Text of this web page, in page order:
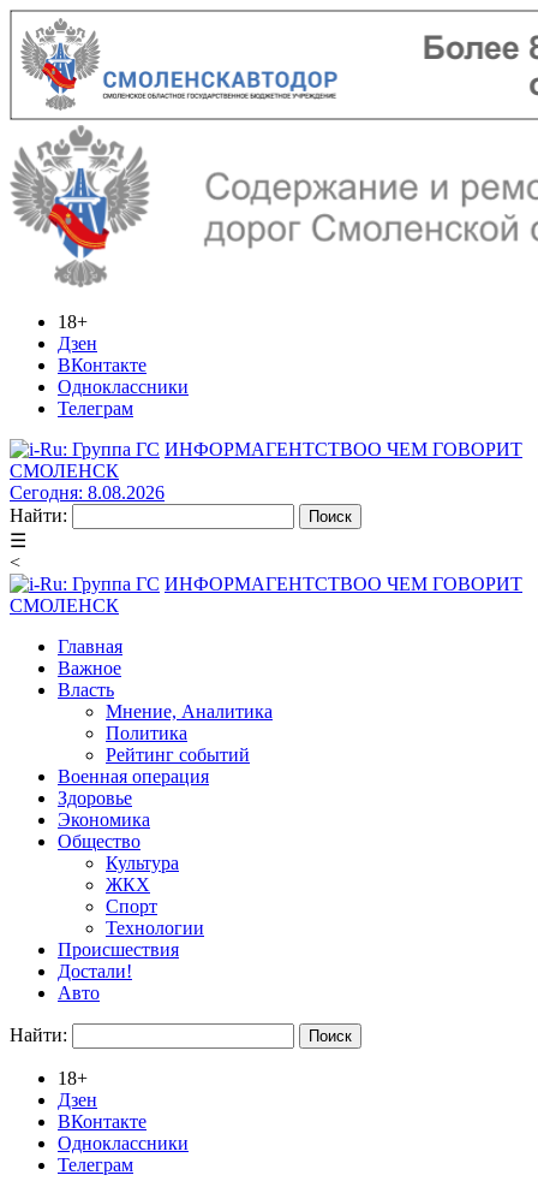
18+
Дзен
ВКонтакте
Одноклассники
Телеграм
ИНФОРМАГЕНТСТВОО ЧЕМ ГОВОРИТ
СМОЛЕНСК
Сегодня: 8.08.2026
Найти:
☰
<
ИНФОРМАГЕНТСТВОО ЧЕМ ГОВОРИТ
СМОЛЕНСК
Главная
Важное
Власть
Мнение, Аналитика
Политика
Рейтинг событий
Военная операция
Здоровье
Экономика
Общество
Культура
ЖКХ
Спорт
Технологии
Происшествия
Достали!
Авто
Найти:
18+
Дзен
ВКонтакте
Одноклассники
Телеграм